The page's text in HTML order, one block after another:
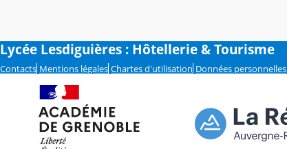
Lycée Lesdiguières : Hôtellerie & Tourisme
Contacts Mentions légales Chartes d'utilisation Données personnelles